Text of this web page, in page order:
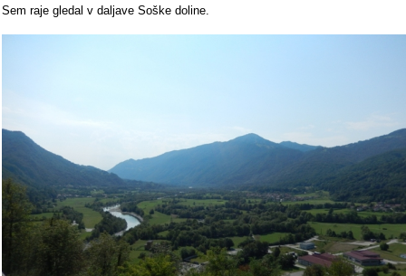
Sem raje gledal v daljave Soške doline.